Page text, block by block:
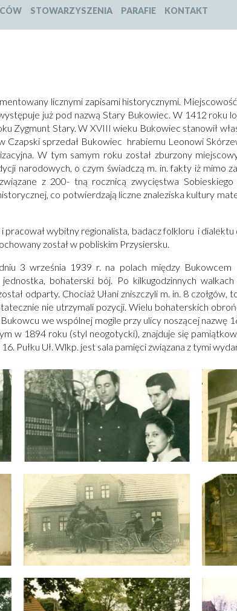
2
4
STOWARZYSZENIA PARAFIE KONTAKT
licznymi zapisami historycznymi.
już pod nazwą Stary Bukowiec. W 1412 roku
Zygmunt Stary. W XVIII wieku Bukowiec stanowił
Czapski sprzedał Bukowiec hrabiemu Leonowi
W tym samym roku został zburzony
narodowych, o czym świadczą m. in. fakty iż mimo
z 200- tną rocznicą zwycięstwa
co potwierdzają liczne znaleziska kultury
pracował wybitny regionalista, badacz folkloru i
został w pobliskim Przysiersku.
3 września 1939 r. na polach między
bohaterski bój. Po kilkugodzinnych
odparty. Chociaż Ułani zniszczyli m. in. 8 czołgów,
nie utrzymali pozycji. Wielu bohaterskich
we wspólnej mogile przy ulicy noszącej nazwę
w 1894 roku (styl neogotycki), znajduje się
Pułku Uł. Wlkp. jest sala pamięci związana z tymi